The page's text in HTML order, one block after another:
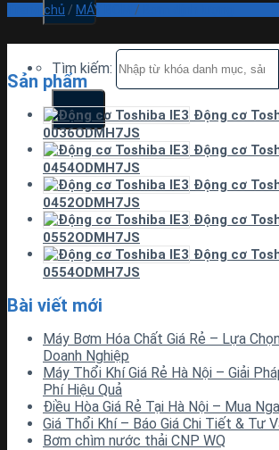
Tìm kiếm:
Trang chủ / MÁY BƠM /
Sản phẩm
Động cơ
0036ODMH7JS
Động cơ
0454ODMH7JS
Động cơ
0452ODMH7JS
Động cơ
0552ODMH7JS
Động cơ
0554ODMH7JS
Bài viết mới
Máy Bơm Hóa Chất Giá Rẻ – Lựa
Doanh Nghiệp
Máy Thổi Khí Giá Rẻ Hà Nội – Giải
Phí Hiệu Quả
Điều Hòa Giá Rẻ Tại Hà Nội – Mua
Giá Thổi Khí – Báo Giá Chi Tiết & Tư
Bơm chìm nước thải CNP WQ